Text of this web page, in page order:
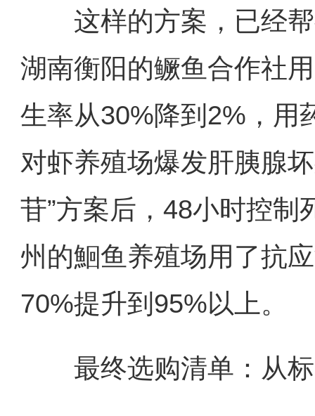
这样的方案，已经帮
湖南衡阳的鳜鱼合作社
生率从30%降到2%，用
对虾养殖场爆发肝胰腺
苷”方案后，48小时控
州的鮰鱼养殖场用了抗
70%提升到95%以上。
最终选购清单：从标